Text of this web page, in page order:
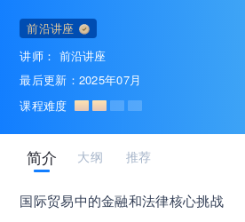
培训人只给员工找学习资源，却
提升？90天免费学习期限只
出海业务到底要落地哪些国家才
扶持政策均在这里
企业正处于快速成长期，但员工
8000门课程解决成长型企业所
前沿讲座
讲师： 前沿讲座
最后更新：2025年07月
课程难度
简介 大纲 推荐
国际贸易中的金融和法律核心挑战